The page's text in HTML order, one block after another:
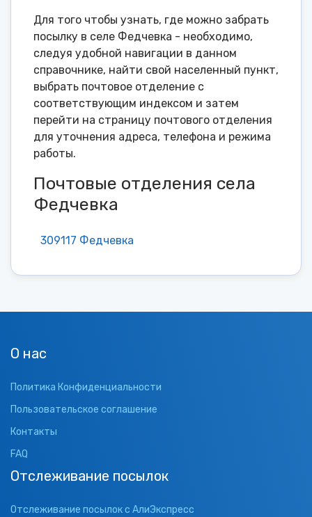
Для того чтобы узнать, где можно забрать
посылку в селе Федчевка - необходимо,
следуя удобной навигации в данном
справочнике, найти свой населенный пункт,
выбрать почтовое отделение с
соответствующим индексом и затем
перейти на страницу почтового отделения
для уточнения адреса, телефона и режима
работы.
Почтовые отделения села
Федчевка
309117 Федчевка
О нас
Политика Конфиденциальности
Пользовательское соглашение
Контакты
FAQ
Отслеживание посылок
Отслеживание посылок с АлиЭкспресс